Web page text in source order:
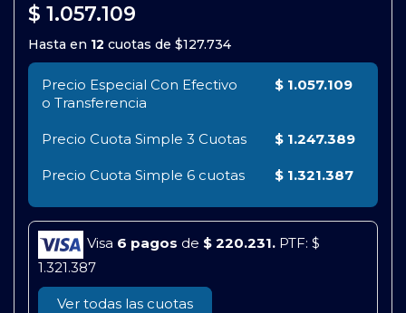
$ 1.057.109
Hasta en 12 cuotas de $127.734
Precio Especial Con Efectivo
o Transferencia
$ 1.057.109
Precio Cuota Simple 3 Cuotas $ 1.247.389
Precio Cuota Simple 6 cuotas $ 1.321.387
Visa 6 pagos de $ 220.231. PTF: $
1.321.387
Ver todas las cuotas